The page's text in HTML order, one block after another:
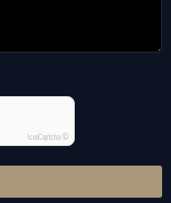
IconCaptcha ©